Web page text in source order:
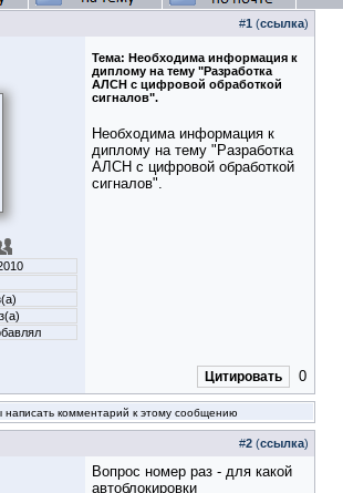
#1 (ссылка)
Тема: Необходима информация к
диплому на тему "Разработка
АЛСН с цифровой обработкой
сигналов".
Необходима информация к
диплому на тему "Разработка
АЛСН с цифровой обработкой
сигналов".
Цитировать 0
комментарий к этому сообщению
#2 (ссылка)
Вопрос номер раз - для какой
автоблокировки